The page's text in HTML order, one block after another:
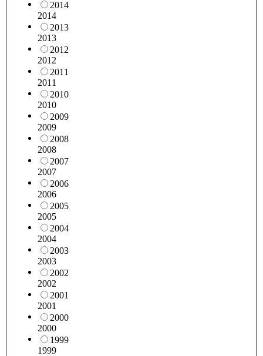
2014
2014
2013
2013
2012
2012
2011
2011
2010
2010
2009
2009
2008
2008
2007
2007
2006
2006
2005
2005
2004
2004
2003
2003
2002
2002
2001
2001
2000
2000
1999
1999